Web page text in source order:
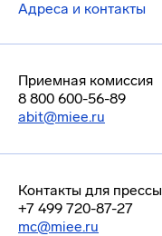
Адреса и контакты
Приемная комиссия
8 800 600-56-89
abit@miee.ru
Контакты для прессы
+7 499 720-87-27
mc@miee.ru